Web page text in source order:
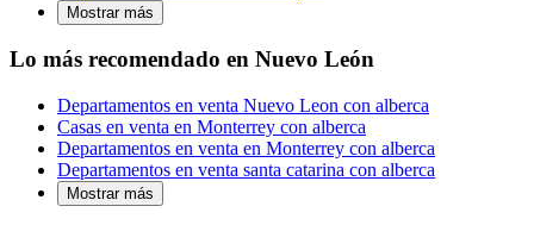
Mostrar más
Lo más recomendado en Nuevo León
Departamentos en venta Nuevo Leon con alberca
Casas en venta en Monterrey con alberca
Departamentos en venta en Monterrey con alberca
Departamentos en venta santa catarina con alberca
Mostrar más